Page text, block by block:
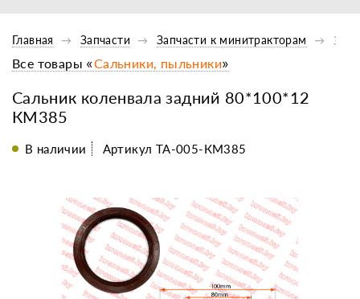
Главная Запчасти Запчасти к минитракторам
Сальник коленвала задний 80*100*12
КМ385
Все товары «Сальники, пыльники»
В наличии Артикул TA-005-КМ385